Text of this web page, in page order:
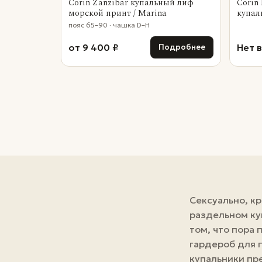
морской принт / Marina
пояс 65–90 · чашка D–H
от 9 400 ₽ Подробнее Нет
Сексуально,
раздельном
том, что пора
гардероб для
купальники